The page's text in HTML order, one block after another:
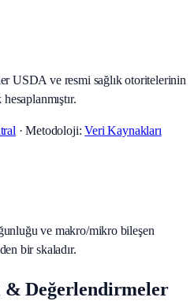
USDA ve resmi sağlık otoritelerinin
· Metodoloji:Veri Kaynakları
ve makro/mikro bileşen
bir skaladır.
Değerlendirmeler